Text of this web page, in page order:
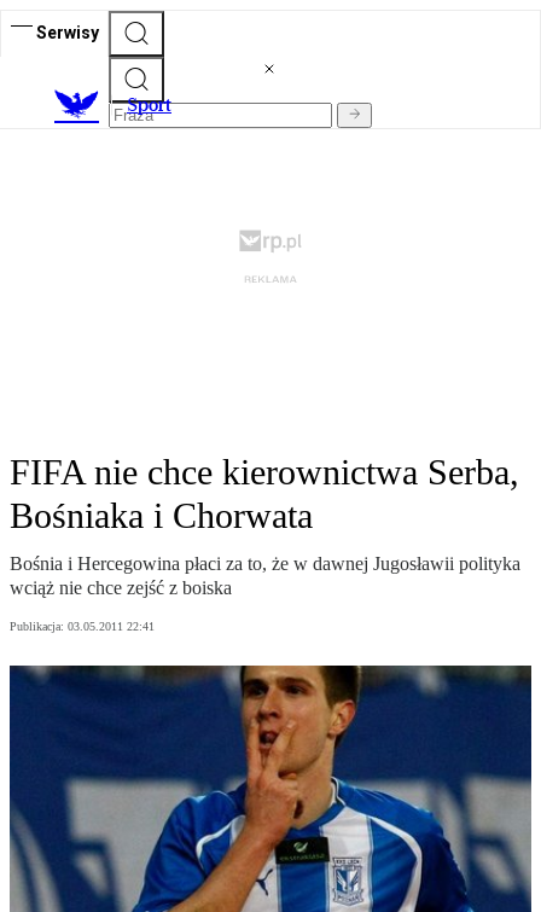
Serwisy
Sport
FIFA nie chce kierownictwa Serba,
Bośniaka i Chorwata
Bośnia i Hercegowina płaci za to, że w dawnej Jugosławii polityka
wciąż nie chce zejść z boiska
Publikacja: 03.05.2011 22:41